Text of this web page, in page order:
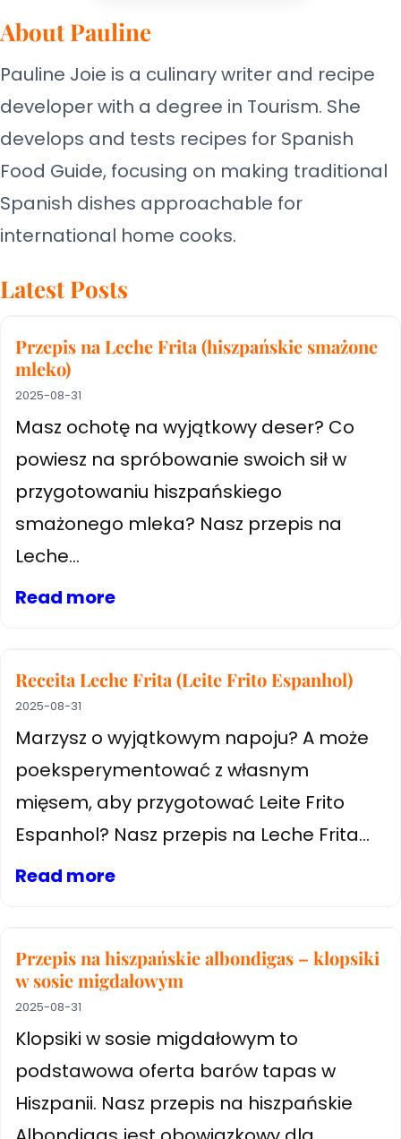
About Pauline
Pauline Joie is a culinary writer and recipe
developer with a degree in Tourism. She
develops and tests recipes for Spanish
Food Guide, focusing on making traditional
Spanish dishes approachable for
international home cooks.
Latest Posts
Przepis na Leche Frita (hiszpańskie smażone
mleko)
2025-08-31
Masz ochotę na wyjątkowy deser? Co
powiesz na spróbowanie swoich sił w
przygotowaniu hiszpańskiego
smażonego mleka? Nasz przepis na
Leche...
Read more
Receita Leche Frita (Leite Frito Espanhol)
2025-08-31
Marzysz o wyjątkowym napoju? A może
poeksperymentować z własnym
mięsem, aby przygotować Leite Frito
Espanhol? Nasz przepis na Leche Frita...
Read more
Przepis na hiszpańskie albondigas – klopsiki
w sosie migdałowym
2025-08-31
Klopsiki w sosie migdałowym to
podstawowa oferta barów tapas w
Hiszpanii. Nasz przepis na hiszpańskie